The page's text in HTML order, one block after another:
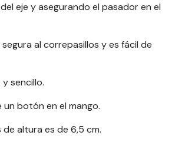
eje y asegurando el pasador en el
al correpasillos y es fácil de
sencillo.
botón en el mango.
altura es de 6,5 cm.